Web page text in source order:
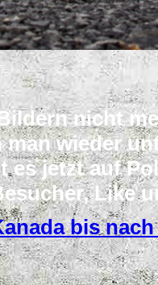
nicht
man wieder
jetzt auf
Like
bis